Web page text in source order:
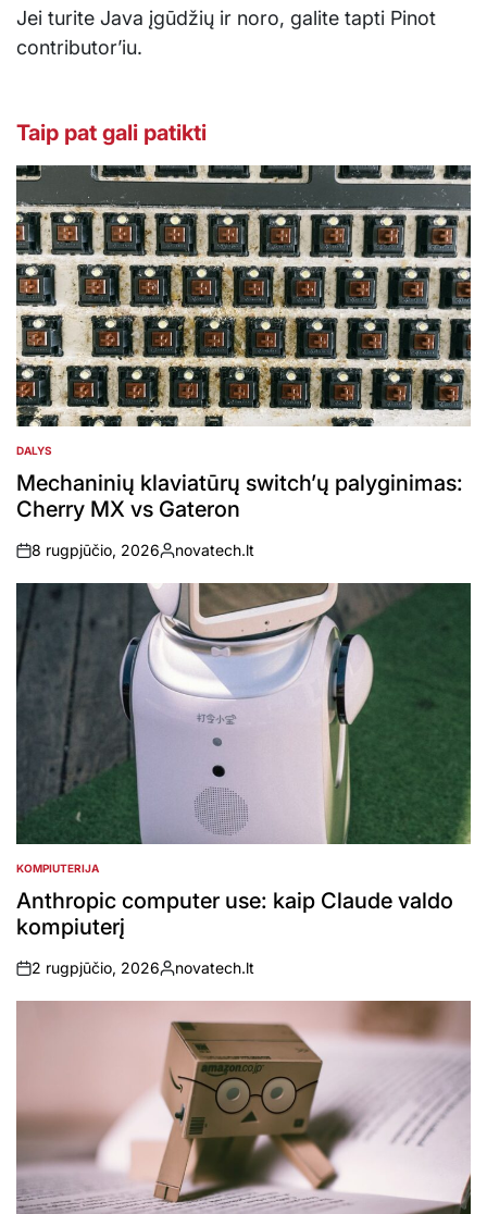
Jei turite Java įgūdžių ir noro, galite tapti Pinot
contributor’iu.
Taip pat gali patikti
POSTED
IN
DALYS
Mechaninių klaviatūrų switch’ų palyginimas:
Cherry MX vs Gateron
on
8 rugpjūčio, 2026
Posted
by
novatech.lt
POSTED
IN
KOMPIUTERIJA
Anthropic computer use: kaip Claude valdo
kompiuterį
on
2 rugpjūčio, 2026
Posted
by
novatech.lt